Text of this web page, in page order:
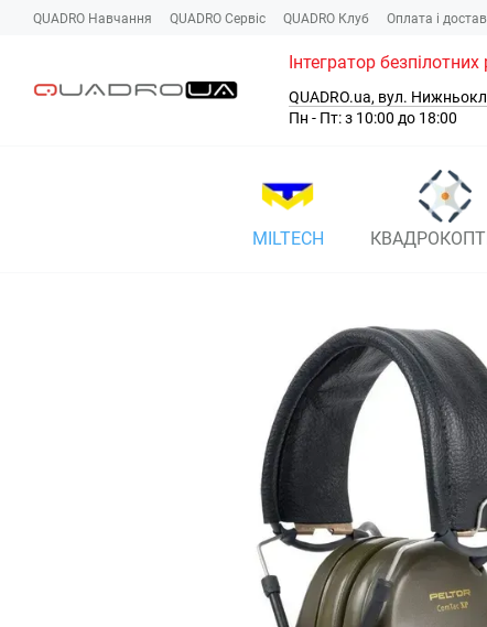
Перейти до основного контенту
QUADRO Навчання QUADRO Сервіc QUADRO Клуб Оплата і
Інтегратор
QUADRO.ua, вул.
Пн - Пт: з 10:00 до 18:00
MILTECH